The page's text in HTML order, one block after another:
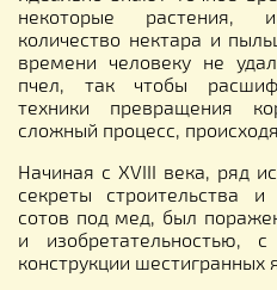
некоторые растения,
количество нектара и
времени человеку не
пчел, так чтобы
техники превращения
сложный процесс,
Начиная с XVIII века, ряд
секреты строительства
сотов под мед, был
и изобретательностью,
конструкции шестигранных